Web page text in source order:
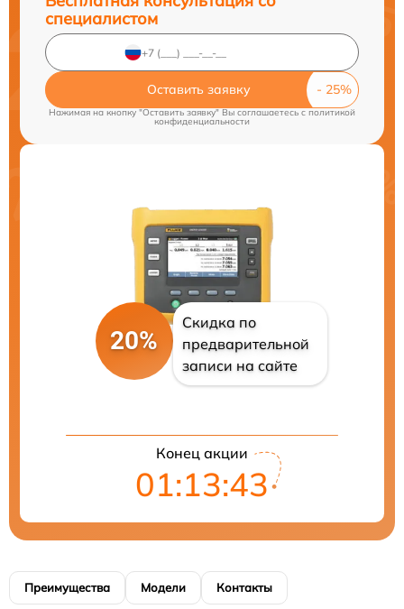
специалистом
Оставить заявку
Нажимая на кнопку "Оставить заявку" Вы соглашаетесь cполитикой
конфиденциальности
20%
Скидка по
предварительной
записи на сайте
Конец акции
01:13:43
Преимущества Модели Контакты